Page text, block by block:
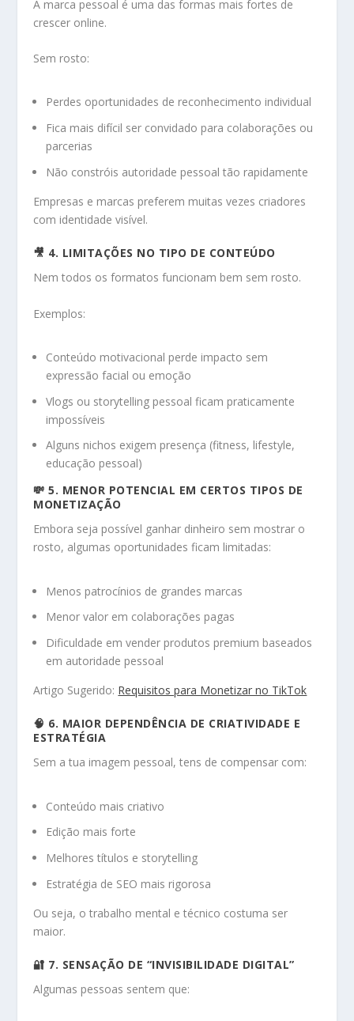
A marca pessoal é uma das formas mais fortes de
crescer online.
Sem rosto:
Perdes oportunidades de reconhecimento individual
Fica mais difícil ser convidado para colaborações ou
parcerias
Não constróis autoridade pessoal tão rapidamente
Empresas e marcas preferem muitas vezes criadores
com identidade visível.
🎥 4. LIMITAÇÕES NO TIPO DE CONTEÚDO
Nem todos os formatos funcionam bem sem rosto.
Exemplos:
Conteúdo motivacional perde impacto sem
expressão facial ou emoção
Vlogs ou storytelling pessoal ficam praticamente
impossíveis
Alguns nichos exigem presença (fitness, lifestyle,
educação pessoal)
💸 5. MENOR POTENCIAL EM CERTOS TIPOS DE
MONETIZAÇÃO
Embora seja possível ganhar dinheiro sem mostrar o
rosto, algumas oportunidades ficam limitadas:
Menos patrocínios de grandes marcas
Menor valor em colaborações pagas
Dificuldade em vender produtos premium baseados
em autoridade pessoal
Artigo Sugerido: Requisitos para Monetizar no TikTok
🧠 6. MAIOR DEPENDÊNCIA DE CRIATIVIDADE E
ESTRATÉGIA
Sem a tua imagem pessoal, tens de compensar com:
Conteúdo mais criativo
Edição mais forte
Melhores títulos e storytelling
Estratégia de SEO mais rigorosa
Ou seja, o trabalho mental e técnico costuma ser
maior.
🔐 7. SENSAÇÃO DE “INVISIBILIDADE DIGITAL”
Algumas pessoas sentem que: